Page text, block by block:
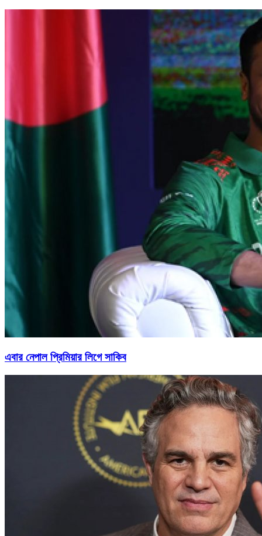
এবার নেপাল প্রিমিয়ার লিগে সাকিব